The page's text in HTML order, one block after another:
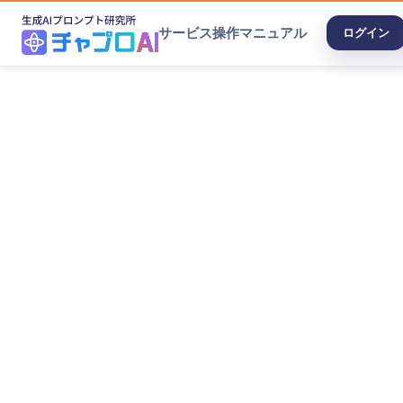
サービス操作マニュアル ログイン